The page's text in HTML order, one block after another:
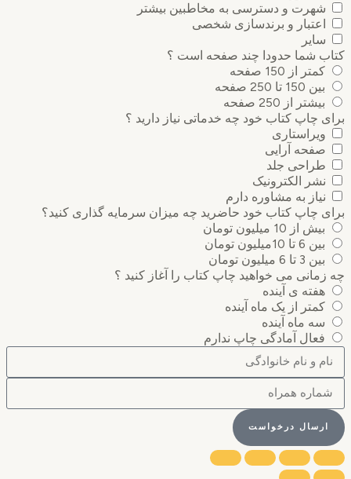
شهرت و دسترسی به مخاطبین بیشتر
اعتبار و برندسازی شخصی
سایر
کتاب شما حدودا چند صفحه است ؟
کمتر از 150 صفحه
بین 150 تا 250 صفحه
بیشتر از 250 صفحه
برای چاپ کتاب خود چه خدماتی نیاز دارید ؟
ویراستاری
صفحه آرایی
طراحی جلد
نشر الکترونیک
نیاز به مشاوره دارم
برای چاپ کتاب خود حاضرید چه میزان سرمایه گذاری ‌کنید؟
بیش از 10 میلیون تومان
بین 6 تا 10میلیون تومان
بین 3 تا 6 میلیون تومان
چه زمانی می خواهید چاپ کتاب را آغاز کنید ؟
هفته ی آینده
کمتر از یک ماه آینده
سه ماه آینده
فعال آمادگی چاپ ندارم
ارسال درخواست